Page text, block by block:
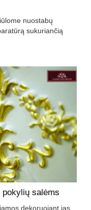
nuostabų
sukuriančią
pokylių salėms
dekoruojant jas